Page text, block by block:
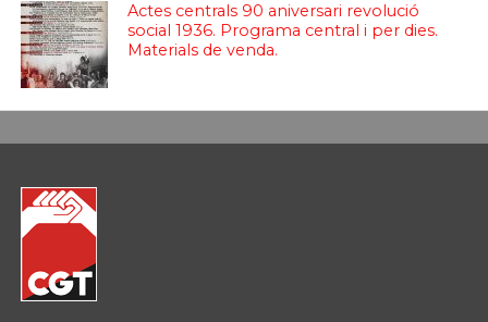
Actes centrals 90 aniversari revolució
social 1936. Programa central i per dies.
Materials de venda.